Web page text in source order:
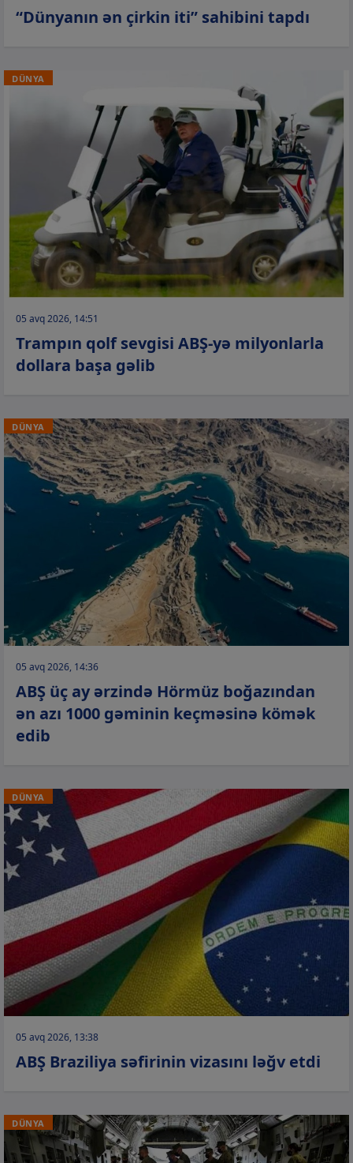
“Dünyanın ən çirkin iti” sahibini tapdı
DÜNYA
05 avq 2026, 14:51
Trampın qolf sevgisi ABŞ-yə milyonlarla
dollara başa gəlib
DÜNYA
05 avq 2026, 14:36
ABŞ üç ay ərzində Hörmüz boğazından
ən azı 1000 gəminin keçməsinə kömək
edib
DÜNYA
05 avq 2026, 13:38
ABŞ Braziliya səfirinin vizasını ləğv etdi
DÜNYA